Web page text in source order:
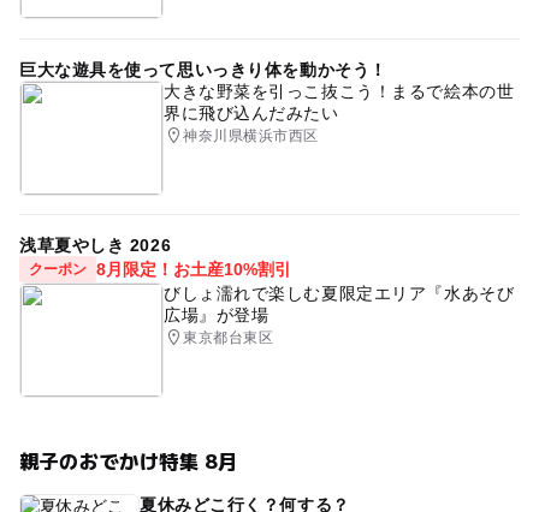
巨大な遊具を使って思いっきり体を動かそう！
大きな野菜を引っこ抜こう！まるで絵本の世
界に飛び込んだみたい
神奈川県横浜市西区
浅草夏やしき 2026
クーポン 8月限定！お土産10%割引
びしょ濡れで楽しむ夏限定エリア『水あそび
広場』が登場
東京都台東区
親子のおでかけ特集 8月
夏休みどこ行く？何する？